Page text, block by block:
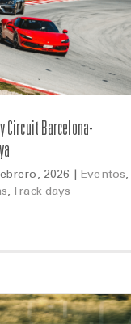
Circuit Barcelona-
2026 Eventos,
, Track days